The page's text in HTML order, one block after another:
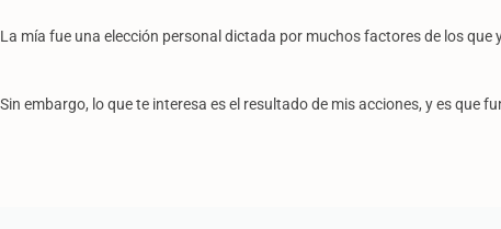
La mía fue una elección personal dictada por muchos factores de los que
Sin embargo, lo que te interesa es el resultado de mis acciones, y es que